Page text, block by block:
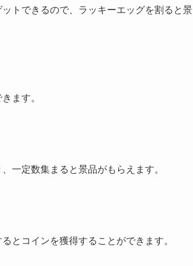
トできるので、ラッキーエッグを割ると景
ます。
一定数集まると景品がもらえます。
とコインを獲得することができます。